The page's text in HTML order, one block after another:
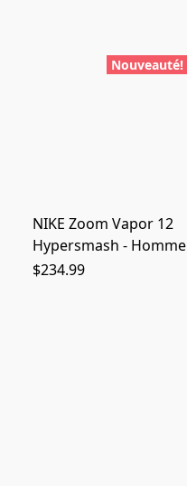
Nouveauté!
NIKE Zoom Vapor 12
Hypersmash - Homme
$234.99